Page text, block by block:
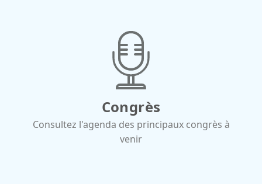
Congrès
Consultez l'agenda des principaux congrès à
venir